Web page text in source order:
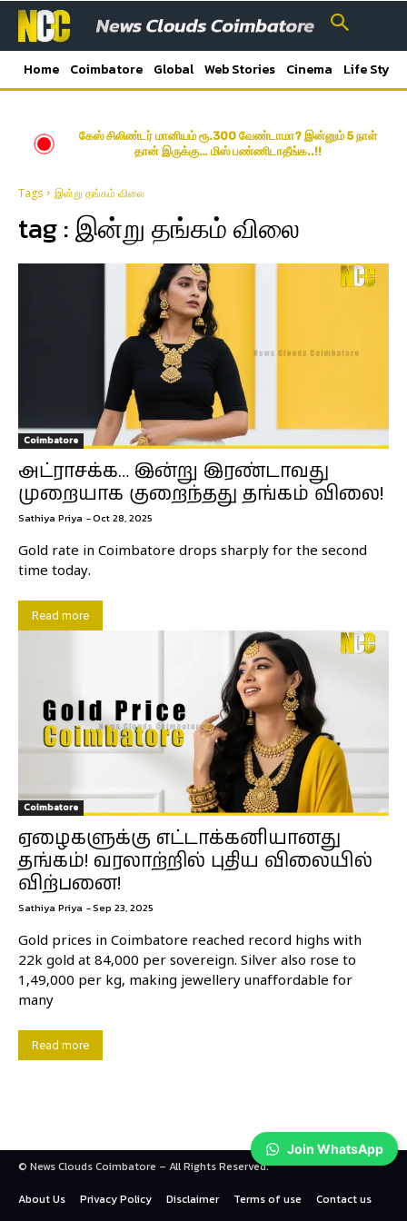
Home Coimbatore Global Web Stories Cinema Life Style
கேஸ் சிலிண்டர் மானியம் ரூ.300 வேண்டாமா? இன்னும் 5 நாள்
தான் இருக்கு… மிஸ் பண்ணிடாதீங்க..!!
Tags இன்று தங்கம் விலை
tag :இன்று தங்கம் விலை
Coimbatore
அட்ராசக்க… இன்று இரண்டாவது
முறையாக குறைந்தது தங்கம் விலை!
Sathiya Priya -Oct 28, 2025
Gold rate in Coimbatore drops sharply for the second
time today.
Read more
Coimbatore
ஏழைகளுக்கு எட்டாக்கனியானது
தங்கம்! வரலாற்றில் புதிய விலையில்
விற்பனை!
Sathiya Priya -Sep 23, 2025
Gold prices in Coimbatore reached record highs with
22k gold at ₹84,000 per sovereign. Silver also rose to
₹1,49,000 per kg, making jewellery unaffordable for
many
Read more
© News Clouds Coimbatore – All Rights Reserved.
About Us
Privacy Policy Disclaimer Terms of use Contact us
Join WhatsApp